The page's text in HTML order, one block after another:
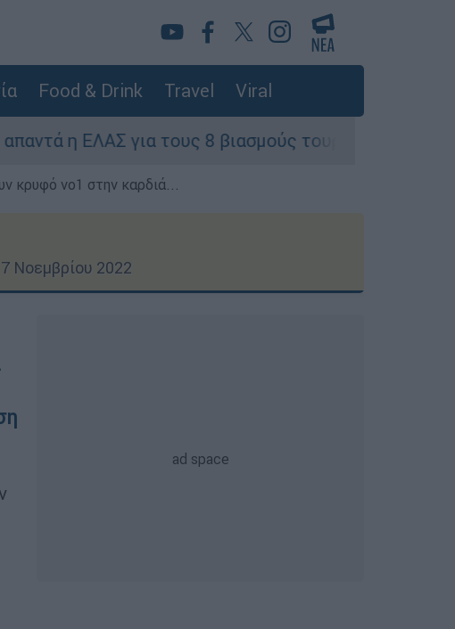
Food & Drink Travel Viral
τους 8 βιασμούς τουριστριών - «Μόνο 3
κρυφό νο1 στην καρδιά...
Νοεμβρίου 2022